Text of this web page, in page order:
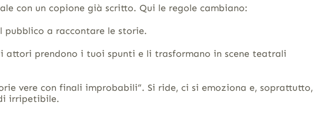
con un copione già scritto. Qui le regole cambiano:
pubblico a raccontare le storie.
attori prendono i tuoi spunti e li trasformano in scene teatrali
vere con finali improbabili”. Si ride, ci si emoziona e, soprattutto,
irripetibile.